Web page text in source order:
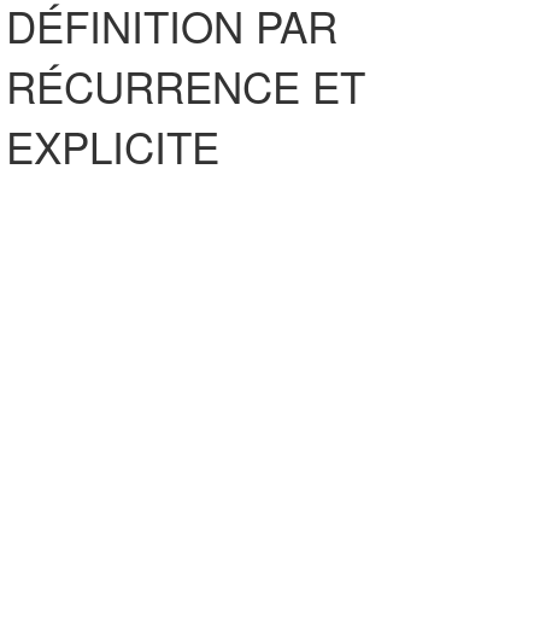
DÉFINITION PAR
RÉCURRENCE ET
EXPLICITE